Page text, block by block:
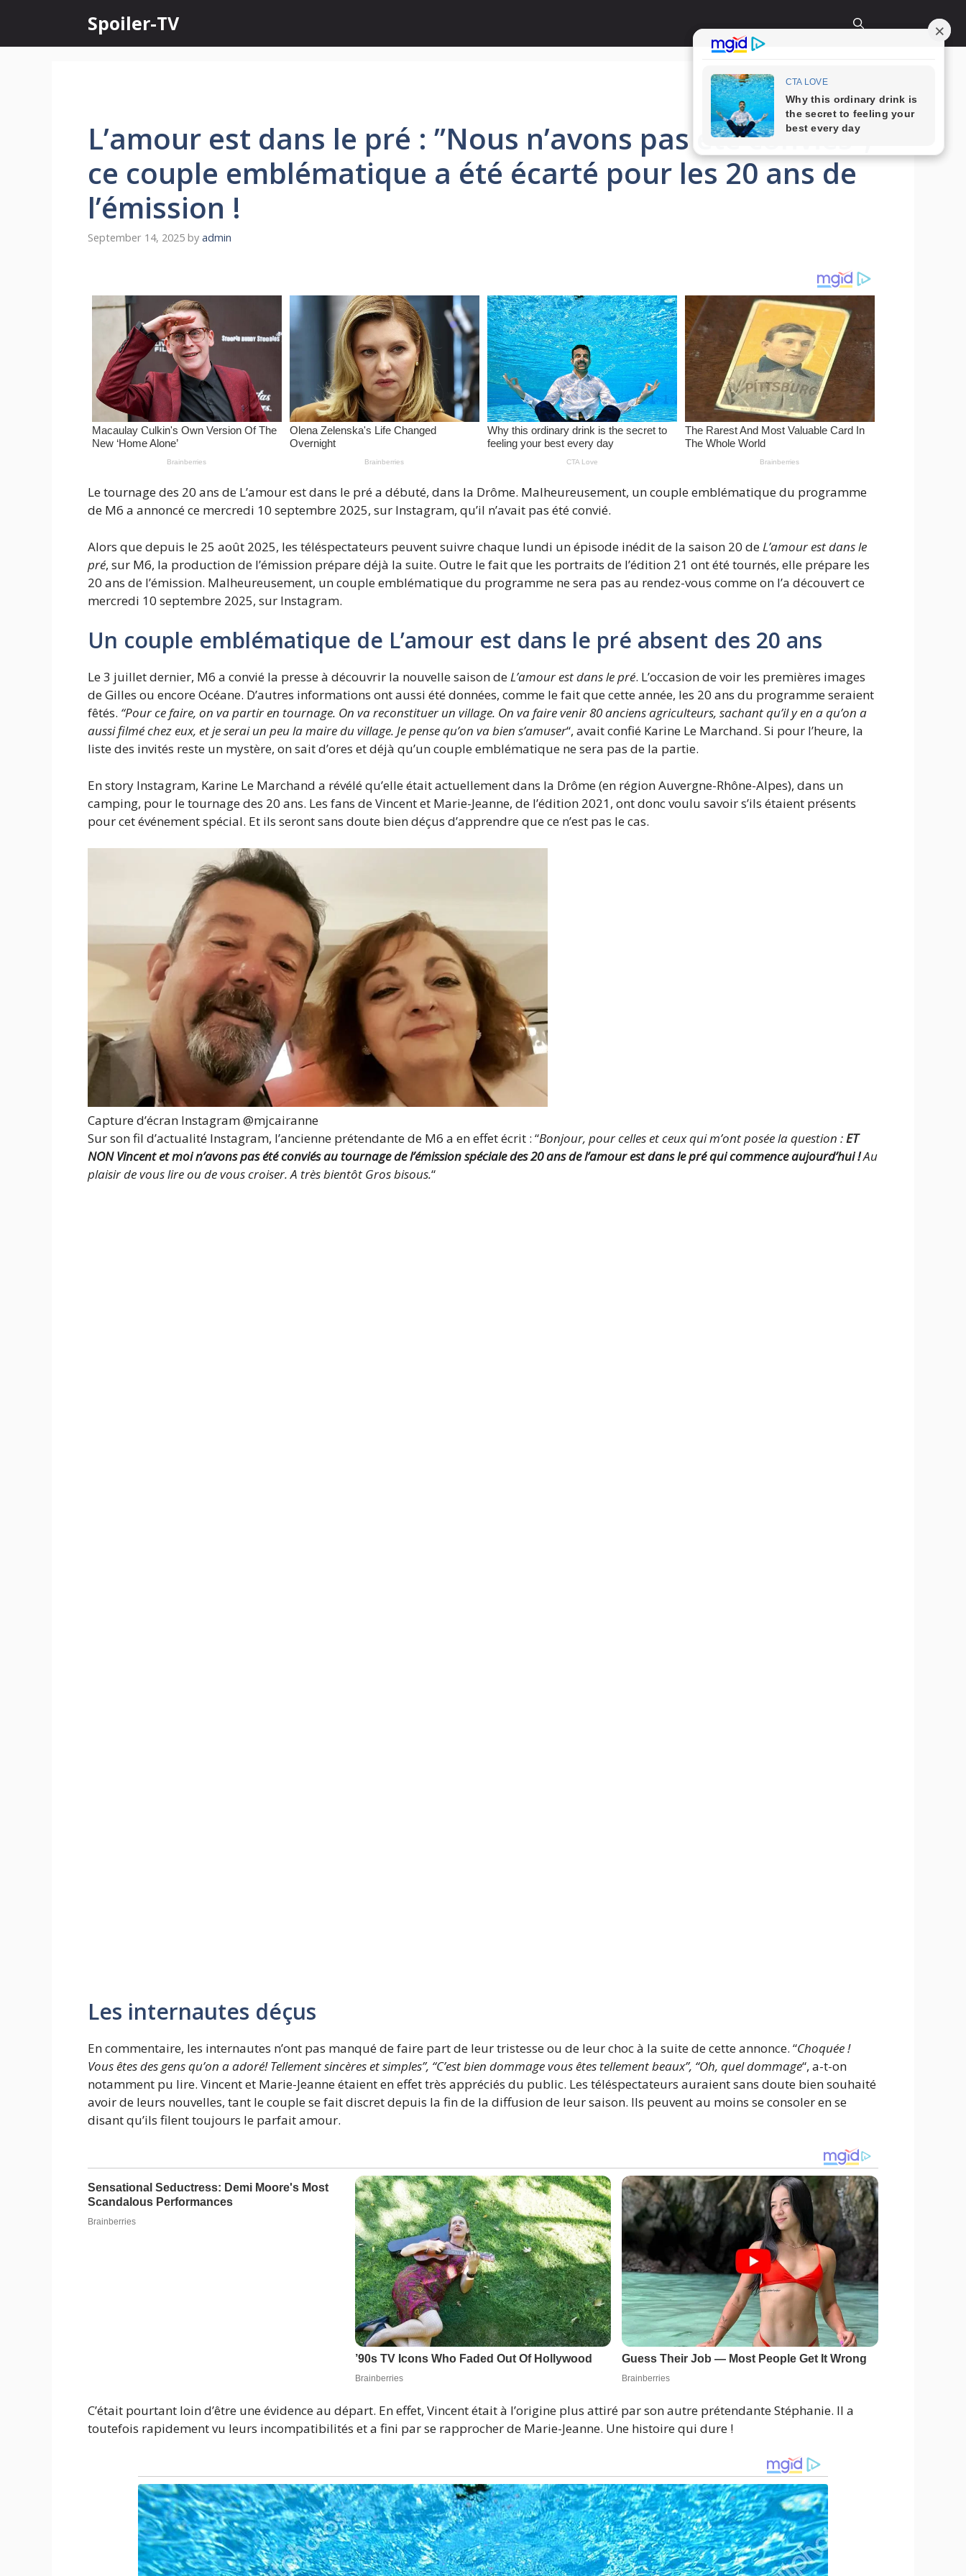
content
Spoiler-TV
L’amour est dans le pré : ”Nous n’avons pas été conviés”,
ce couple emblématique a été écarté pour les 20 ans de
l’émission !
September 14, 2025 by admin
Le tournage des 20 ans de L’amour est dans le pré a débuté, dans la Drôme. Malheureusement, un couple emblématique du programme
de M6 a annoncé ce mercredi 10 septembre 2025, sur Instagram, qu’il n’avait pas été convié.
Alors que depuis le 25 août 2025, les téléspectateurs peuvent suivre chaque lundi un épisode inédit de la saison 20 deL’amour est dans le
pré, sur M6, la production de l’émission prépare déjà la suite. Outre le fait que les portraits de l’édition 21 ont été tournés, elle prépare les
20 ans de l’émission. Malheureusement, un couple emblématique du programme ne sera pas au rendez-vous comme on l’a découvert ce
mercredi 10 septembre 2025, sur Instagram.
Un couple emblématique de L’amour est dans le pré absent des 20 ans
Le 3 juillet dernier, M6 a convié la presse à découvrir la nouvelle saison deL’amour est dans le pré. L’occasion de voir les premières images
de Gilles ou encore Océane. D’autres informations ont aussi été données, comme le fait que cette année, les 20 ans du programme seraient
fêtés. “Pour ce faire, on va partir en tournage. On va reconstituer un village. On va faire venir 80 anciens agriculteurs, sachant qu’il y en a qu’on a
aussi filmé chez eux, et je serai un peu la maire du village. Je pense qu’on va bien s’amuser“, avait confié Karine Le Marchand. Si pour l’heure, la
liste des invités reste un mystère, on sait d’ores et déjà qu’un couple emblématique ne sera pas de la partie.
En story Instagram, Karine Le Marchand a révélé qu’elle était actuellement dans la Drôme (en région Auvergne-Rhône-Alpes), dans un
camping, pour le tournage des 20 ans. Les fans de Vincent et Marie-Jeanne, de l’édition 2021, ont donc voulu savoir s’ils étaient présents
pour cet événement spécial. Et ils seront sans doute bien déçus d’apprendre que ce n’est pas le cas.
Capture d’écran Instagram @mjcairanne
Sur son fil d’actualité Instagram, l’ancienne prétendante de M6 a en effet écrit : “Bonjour, pour celles et ceux qui m’ont posée la question :ET
NON Vincent et moi n’avons pas été conviés au tournage de l’émission spéciale des 20 ans de l’amour est dans le pré qui commence aujourd’hui !Au
plaisir de vous lire ou de vous croiser. A très bientôt Gros bisous.“
Les internautes déçus
En commentaire, les internautes n’ont pas manqué de faire part de leur tristesse ou de leur choc à la suite de cette annonce. “Choquée !
Vous êtes des gens qu’on a adoré! Tellement sincères et simples”, “C’est bien dommage vous êtes tellement beaux”, “Oh, quel dommage“, a-t-on
notamment pu lire. Vincent et Marie-Jeanne étaient en effet très appréciés du public. Les téléspectateurs auraient sans doute bien souhaité
avoir de leurs nouvelles, tant le couple se fait discret depuis la fin de la diffusion de leur saison. Ils peuvent au moins se consoler en se
disant qu’ils filent toujours le parfait amour.
C’était pourtant loin d’être une évidence au départ. En effet, Vincent était à l’origine plus attiré par son autre prétendante Stéphanie. Il a
toutefois rapidement vu leurs incompatibilités et a fini par se rapprocher de Marie-Jeanne. Une histoire qui dure !